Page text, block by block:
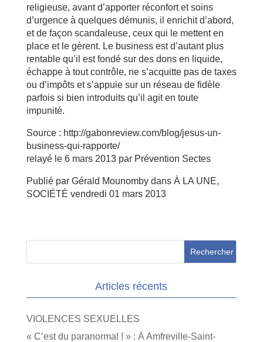
religieuse, avant d’apporter réconfort et soins
d’urgence à quelques démunis, il enrichit d’abord,
et de façon scandaleuse, ceux qui le mettent en
place et le gèrent. Le business est d’autant plus
rentable qu’il est fondé sur des dons en liquide,
échappe à tout contrôle, ne s’acquitte pas de taxes
ou d’impôts et s’appuie sur un réseau de fidèle
parfois si bien introduits qu’il agit en toute
impunité.
Source : http://gabonreview.com/blog/jesus-un-
business-qui-rapporte/
relayé le 6 mars 2013 par Prévention Sectes
Publié par Gérald Mounomby dans À LA UNE,
SOCIÉTÉ vendredi 01 mars 2013
Articles récents
VIOLENCES SEXUELLES
« C’est du paranormal ! » : À Amfreville-Saint-